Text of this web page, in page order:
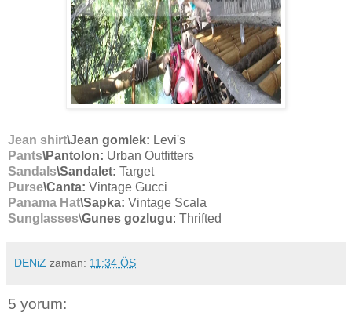
Jean shirt\Jean gomlek: Levi's
Pants\Pantolon: Urban Outfitters
Sandals\Sandalet: Target
Purse\Canta: Vintage Gucci
Panama Hat\Sapka: Vintage Scala
Sunglasses\Gunes gozlugu: Thrifted
DENiZ zaman: 11:34 ÖS
5 yorum: